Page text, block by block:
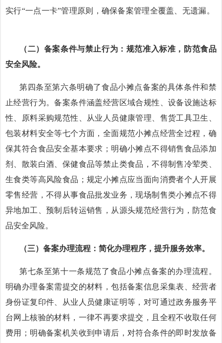
实行“一点一卡”管理原则，确保备案管理全覆盖、无遗漏。
（二）备案条件与禁止行为：规范准入标准，防范食品
安全风险。
第四条至第六条明确了食品小摊点备案的具体条件和禁
止经营行为。备案条件涵盖经营区域合规性、设备设施达标
性、原料采购规范性、从业人员健康管理、售货工具卫生、
包装材料安全等七个方面，全面规范小摊点经营全过程，确
保其符合食品安全基本要求；明确小摊点不得销售食品添加
剂、散装白酒、保健食品等禁止类食品，不得制售冷荤类、
生食类等高风险食品；规定小摊点应当面向消费者个人开展
零售经营，不得从事食品批发业务，现场制售类小摊点不得
异地加工、预制后转运销售，从源头规范经营行为，防范食
品安全风险。
（三）备案办理流程：简化办理程序，提升服务效率。
第七条至第十一条规范了食品小摊点备案的办理流程。
明确办理备案需提交的材料，包括备案信息采集表、经营者
身份证复印件、从业人员健康证明等，对可通过政务服务平
台网上核验的材料，一律不再要求提交，且全程不收取任何
费用；明确备案机关收到申请后，对符合条件的即时发放备